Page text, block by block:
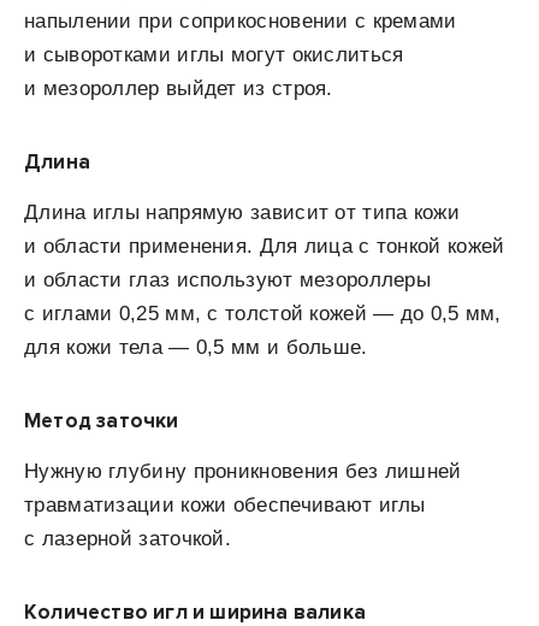
напылении при соприкосновении с кремами
и сыворотками иглы могут окислиться
и мезороллер выйдет из строя.
Длина
Длина иглы напрямую зависит от типа кожи
и области применения. Для лица с тонкой кожей
и области глаз используют мезороллеры
с иглами 0,25 мм, с толстой кожей — до 0,5 мм,
для кожи тела — 0,5 мм и больше.
Метод заточки
Нужную глубину проникновения без лишней
травматизации кожи обеспечивают иглы
с лазерной заточкой.
Количество игл и ширина валика